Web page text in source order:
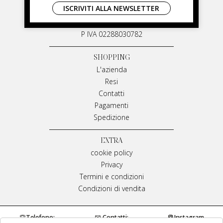
Via G. Matteotti, 91
87055 San Giovanni in Fiore Italia
P IVA 02288030782
SHOPPING
L'azienda
Resi
Contatti
Pagamenti
Spedizione
EXTRA
cookie policy
Privacy
Termini e condizioni
Condizioni di vendita
Telefono:
Contatti:
Instagram
ISCRIVITI ALLA NEWSLETTER